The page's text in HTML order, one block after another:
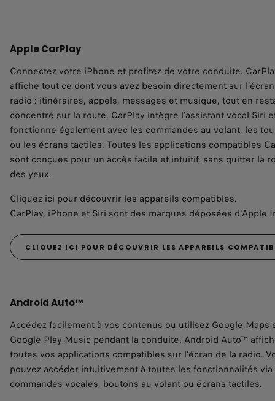
Apple CarPlay
Connectez votre iPhone et profitez de votre conduite.
affiche tout ce dont vous avez besoin directement sur
radio : itinéraires, appels, messages et musique, tout en
concentré sur la route. CarPlay intègre l’assistant vocal Siri
fonctionne également avec les commandes au volant, les
ou les écrans tactiles. Toutes les applications compatibles
sont conçues pour un accès facile et intuitif, sans quitter la
des yeux.
Cliquez ici pour découvrir les appareils compatibles.
CarPlay, iPhone et Siri sont des marques déposées d'Apple
CLIQUEZ ICI POUR DÉCOUVRIR LES APPAREILS
Android Auto™
Accédez facilement à vos contenus ou utilisez Google Maps
Google Play Music pendant la conduite. Android Auto™
toutes vos applications compatibles sur l’écran de la radio.
pouvez accéder intuitivement à toutes les fonctionnalités via
commandes vocales, boutons au volant ou écrans tactiles.